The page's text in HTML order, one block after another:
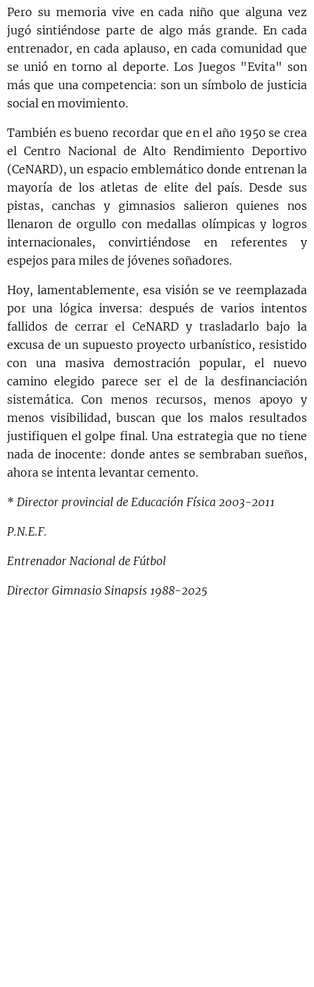
Pero su memoria vive en cada niño que alguna vez
jugó sintiéndose parte de algo más grande. En cada
entrenador, en cada aplauso, en cada comunidad que
se unió en torno al deporte. Los Juegos "Evita" son
más que una competencia: son un símbolo de justicia
social en movimiento.
También es bueno recordar que en el año 1950 se crea
el Centro Nacional de Alto Rendimiento Deportivo
(CeNARD), un espacio emblemático donde entrenan la
mayoría de los atletas de elite del país. Desde sus
pistas, canchas y gimnasios salieron quienes nos
llenaron de orgullo con medallas olímpicas y logros
internacionales, convirtiéndose en referentes y
espejos para miles de jóvenes soñadores.
Hoy, lamentablemente, esa visión se ve reemplazada
por una lógica inversa: después de varios intentos
fallidos de cerrar el CeNARD y trasladarlo bajo la
excusa de un supuesto proyecto urbanístico, resistido
con una masiva demostración popular, el nuevo
camino elegido parece ser el de la desfinanciación
sistemática. Con menos recursos, menos apoyo y
menos visibilidad, buscan que los malos resultados
justifiquen el golpe final. Una estrategia que no tiene
nada de inocente: donde antes se sembraban sueños,
ahora se intenta levantar cemento.
* Director provincial de Educación Física 2003-2011
P.N.E.F.
Entrenador Nacional de Fútbol
Director Gimnasio Sinapsis 1988-2025